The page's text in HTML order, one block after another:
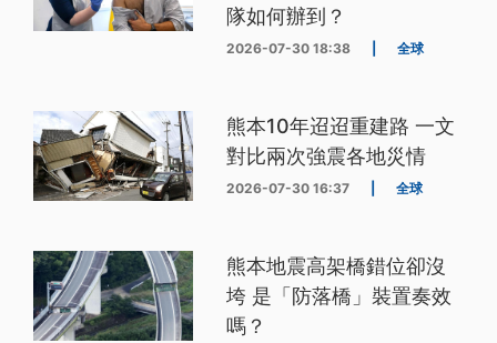
隊如何辦到？
2026-07-30 18:38 全球
熊本10年迢迢重建路 一文
對比兩次強震各地災情
2026-07-30 16:37 全球
熊本地震高架橋錯位卻沒
垮 是「防落橋」裝置奏效
嗎？